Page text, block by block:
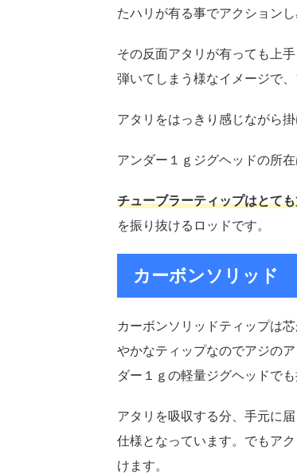
たハリが有る事でアクション
その反面アタリが有っても上
弾いてしまう様なイメージで
アタリをはっきり感じながら
アンダー１ｇジグヘッドの所
チューブラーティップはとて
を振り抜けるロッドです。
カーボンソリッド
カーボンソリッドティップは
やかなティップなのでアジの
ダー１ｇの軽量ジグヘッドでも
アタリを吸収する分、手元に
仕様となっています。でもア
けます。